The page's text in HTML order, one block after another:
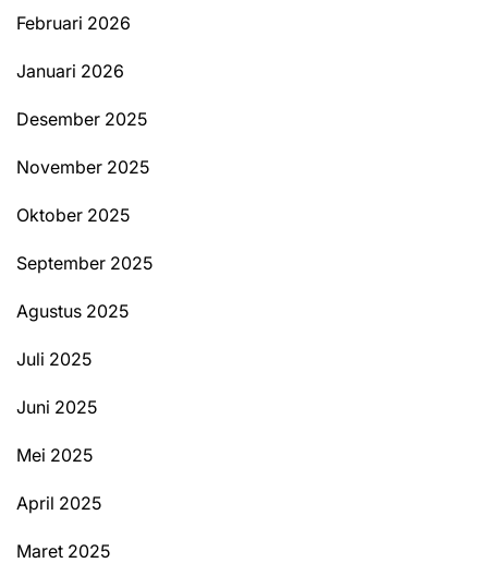
Februari 2026
Januari 2026
Desember 2025
November 2025
Oktober 2025
September 2025
Agustus 2025
Juli 2025
Juni 2025
Mei 2025
April 2025
Maret 2025